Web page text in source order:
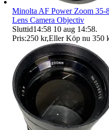
Minolta AF Power Zoom 35-
Lens Camera Objectiv
Sluttid14:58 10 aug 14:58.
Pris:250 kr,Eller Köp nu 350